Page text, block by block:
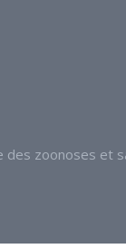
des zoonoses et